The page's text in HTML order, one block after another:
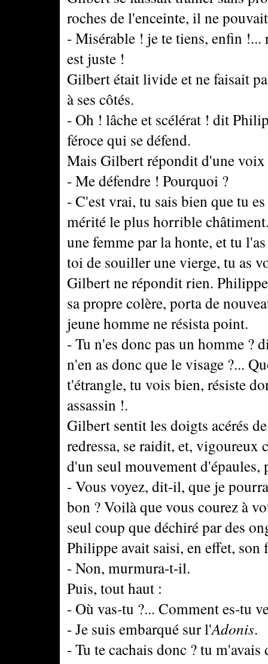
roches de l'enceinte, il ne
- Misérable ! je te tiens, enfin
est juste !
Gilbert était livide et ne faisait
à ses côtés.
- Oh ! lâche et scélérat ! dit
féroce qui se défend.
Mais Gilbert répondit d'une
- Me défendre ! Pourquoi ?
- C'est vrai, tu sais bien que tu
mérité le plus horrible
une femme par la honte, et tu
toi de souiller une vierge, tu as
Gilbert ne répondit rien.
sa propre colère, porta de
jeune homme ne résista point.
- Tu n'es donc pas un homme ?
n'en as donc que le visage ?...
t'étrangle, tu vois bien, résiste
assassin !.
Gilbert sentit les doigts acérés
redressa, se raidit, et,
d'un seul mouvement d'épaules,
- Vous voyez, dit-il, que je
bon ? Voilà que vous courez à
seul coup que déchiré par des
Philippe avait saisi, en effet,
- Non, murmura-t-il.
Puis, tout haut :
- Où vas-tu ?... Comment es-tu
- Je suis embarqué sur l'Adonis.
- Tu te cachais donc ? tu m'avais